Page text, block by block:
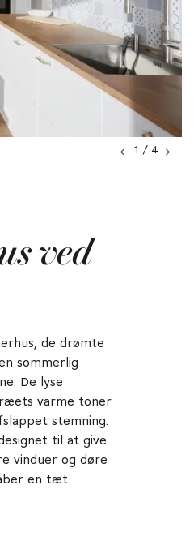
1 / 4
ved
de drømte
sommerlig
De lyse
varme toner
stemning.
til at give
vinduer og døre
en tæt